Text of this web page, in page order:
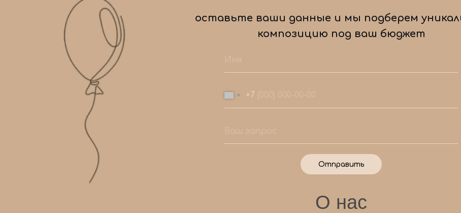
Ответьте на несколько простых вопросов,
+7
Отправить
оставьте ваши данные и мы подберем
композицию под ваш бюджет
О нас